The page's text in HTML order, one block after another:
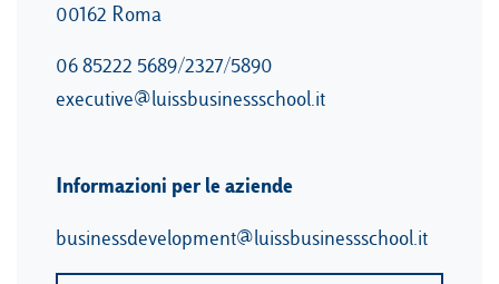
00162 Roma
06 85222 5689/2327/5890
executive@luissbusinessschool.it
Informazioni per le aziende
businessdevelopment@luissbusinessschool.it